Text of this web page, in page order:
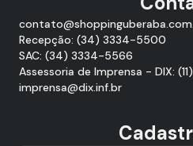
Recepção: (34) 3334-5500
SAC: (34) 3334-5566
Assessoria de Imprensa - DIX:
imprensa@dix.inf.br